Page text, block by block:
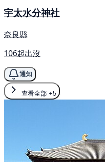
宇太水分神社
奈良縣
106起出沒
通知
查看全部 +5